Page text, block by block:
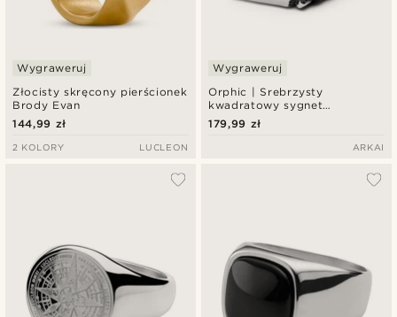
Złocisty skręcony pierścionek
Brody Evan
Wygraweruj
144,99 zł
2 KOLORY LUCLEON
Orphic | Srebrzysty
kwadratowy sygnet
wulkaniczny ze stali
nierdzewnej i z czarną
Wygraweruj
179,99 zł
ARKAI